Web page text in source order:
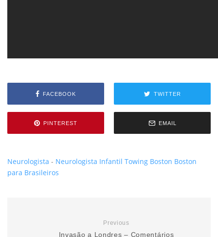
FACEBOOK TWITTER
PINTEREST EMAIL
Neurologista - Neurologista Infantil Towing Boston Boston
para Brasileiros
Previous
Invasão a Londres – Comentários